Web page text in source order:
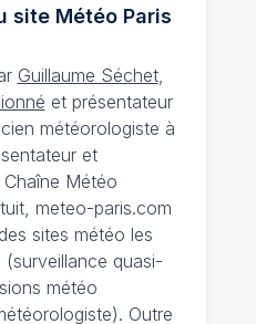
site MétéoParis
Guillaume Séchet,
et présentateur
météorologiste à
et
Météo
meteo-paris.com
sites météo les
quasi-
météo
Outre